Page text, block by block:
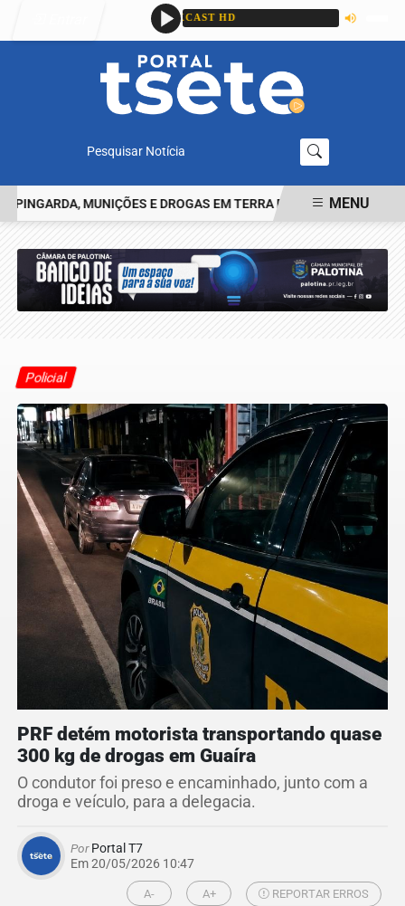
Pesquisar Notícia
MUNIÇÕES E DROGAS EM TERRA ROXA CASAL É
MENU
Policial
PRF detém motorista transportando quase
300 kg de drogas em Guaíra
O condutor foi preso e encaminhado, junto com a
droga e veículo, para a delegacia.
PorPortal T7
Em 20/05/2026 10:47
A- A+ REPORTAR ERROS